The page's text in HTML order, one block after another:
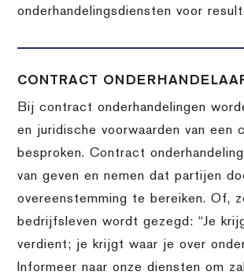
onderhandelingsdiensten voor
CONTRACT
Bij contract onderhandelingen
en juridische voorwaarden van een
besproken. Contract
van geven en nemen dat partijen
overeenstemming te bereiken. Of,
bedrijfsleven wordt gezegd: “Je
verdient; je krijgt waar je over
Informeer naar onze diensten om